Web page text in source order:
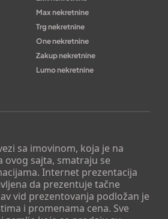
sa imovinom, koja je na
ovog sajta, smatraju se
Internet prezentacija
da prezentuje tačne
vid prezentovanja podložan je
i promenama cena. Sve
Max nekretnine
Trg nekretnine
One nekretnine
Zakup nekretnine
Lumo nekretnine